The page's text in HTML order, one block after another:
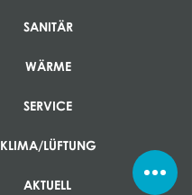
SANITÄR
WÄRME
SERVICE
KLIMA/LÜFTUNG
AKTUELL